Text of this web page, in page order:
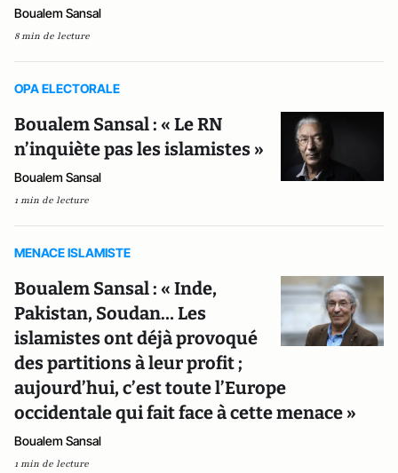
Boualem Sansal
8 min de lecture
OPA ELECTORALE
Boualem Sansal : « Le RN
n’inquiète pas les islamistes »
Boualem Sansal
1 min de lecture
MENACE ISLAMISTE
Boualem Sansal : « Inde,
Pakistan, Soudan… Les
islamistes ont déjà provoqué
des partitions à leur profit ;
aujourd’hui, c’est toute l’Europe
occidentale qui fait face à cette menace »
Boualem Sansal
1 min de lecture